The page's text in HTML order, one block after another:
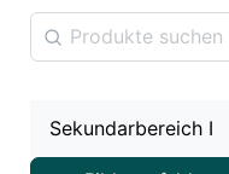
Sekundarbereich I